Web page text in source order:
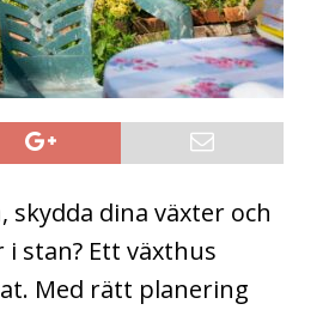
dina växter och
stan? Ett växthus
Med rätt planering